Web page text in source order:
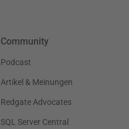
Community
Podcast
Artikel & Meinungen
Redgate Advocates
SQL Server Central